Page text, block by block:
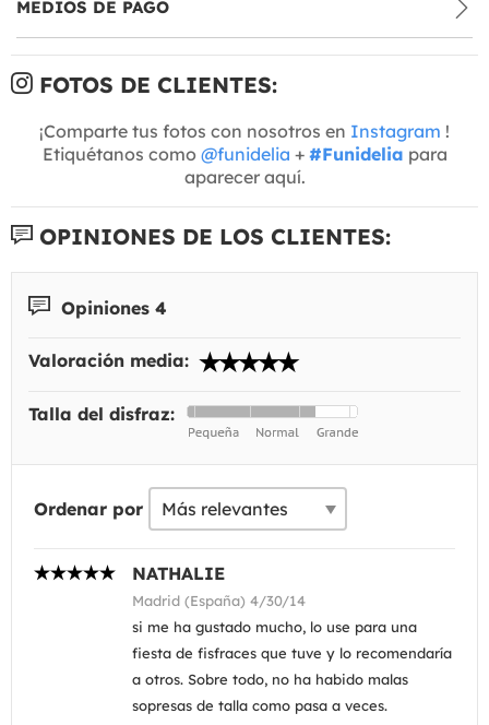
MEDIOS DE PAGO
FOTOS DE CLIENTES:
¡Comparte tus fotos con nosotros en Instagram !
Etiquétanos como @funidelia + #Funidelia para
aparecer aquí.
OPINIONES DE LOS CLIENTES:
Opiniones 4
Valoración media:
Talla del disfraz:
Ordenar por
NATHALIE
Madrid (España) 4/30/14
si me ha gustado mucho, lo use para una
fiesta de fisfraces que tuve y lo recomendaría
a otros. Sobre todo, no ha habido malas
sopresas de talla como pasa a veces.